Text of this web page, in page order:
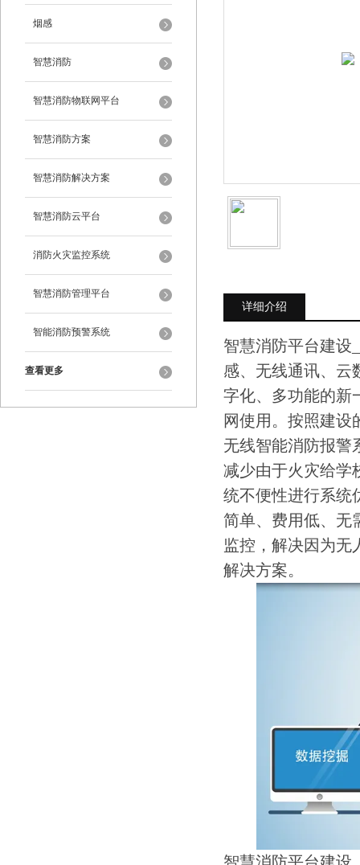
烟感
智慧消防
智慧消防物联网平台
智慧消防方案
智慧消防解决方案
智慧消防云平台
消防火灾监控系统
智慧消防管理平台
智能消防预警系统
查看更多
详细介绍
智慧消防平台建设
感、无线通讯、云
字化、多功能的新
网使用。按照建设
无线智能消防报警
减少由于火灾给学
统不便性进行系统
简单、费用低、无
监控，解决因为无
解决方案。